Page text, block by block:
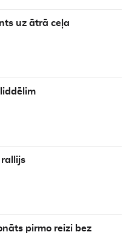
uz ātrā ceļa
rallijs
pirmo reizi bez